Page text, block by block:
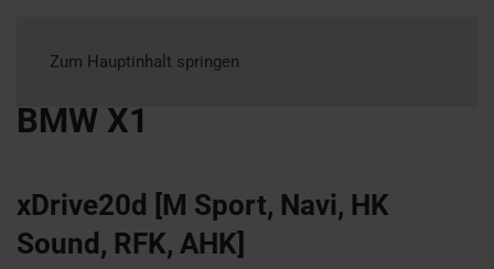
Zum Hauptinhalt springen
BMW X1
xDrive20d [M Sport, Navi, HK
Sound, RFK, AHK]